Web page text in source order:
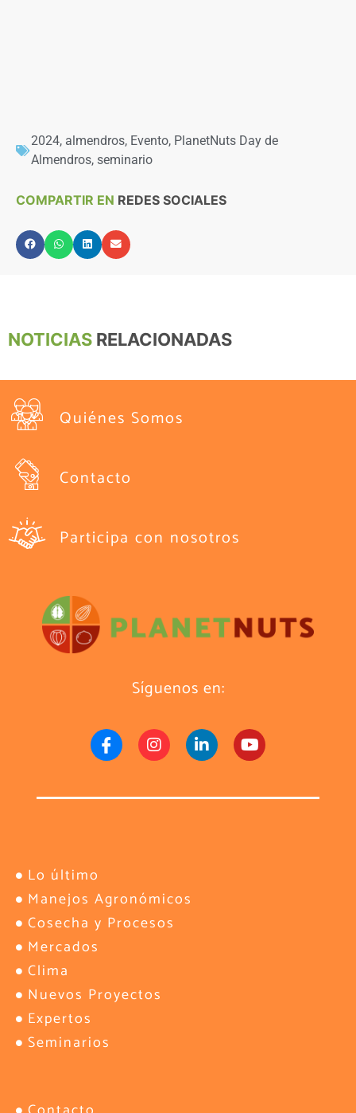
2024, almendros, Evento, PlanetNuts Day de
Almendros, seminario
COMPARTIR EN REDES SOCIALES
NOTICIAS RELACIONADAS
Quiénes Somos
Contacto
Participa con nosotros
Síguenos en:
Lo último
Manejos Agronómicos
Cosecha y Procesos
Mercados
Clima
Nuevos Proyectos
Expertos
Seminarios